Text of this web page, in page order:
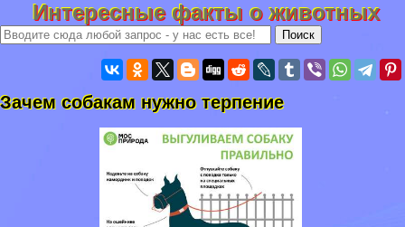
Интересные факты о животных
Зачем собакам нужно терпение